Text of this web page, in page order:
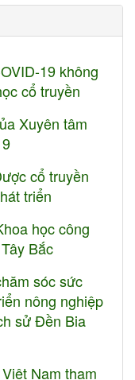
19 không
cổ truyền
Xuyên tâm
cổ truyền
triển
học công
Bắc
sóc sức
nông nghiệp
sử Đền Bia
Nam tham